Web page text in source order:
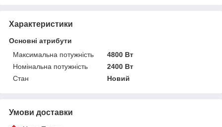
Характеристики
Основні атрибути
Максимальна потужність
4800 Вт
Номінальна потужність
2400 Вт
Стан
Новий
Умови доставки